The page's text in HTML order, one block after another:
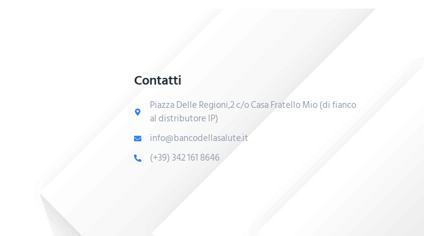
Contatti
Piazza Delle Regioni,2 c/o Casa Fratello Mio (di fianco
al distributore IP)
info@bancodellasalute.it
(+39) 342 161 8646